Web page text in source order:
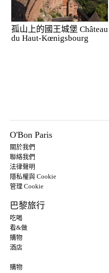
孤山上的國王城堡 Château
du Haut-Kœnigsbourg
O'Bon Paris
關於我們
聯絡我們
法律聲明
隱私權與 Cookie
管理 Cookie
巴黎旅行
吃喝
看&做
購物
酒店
購物